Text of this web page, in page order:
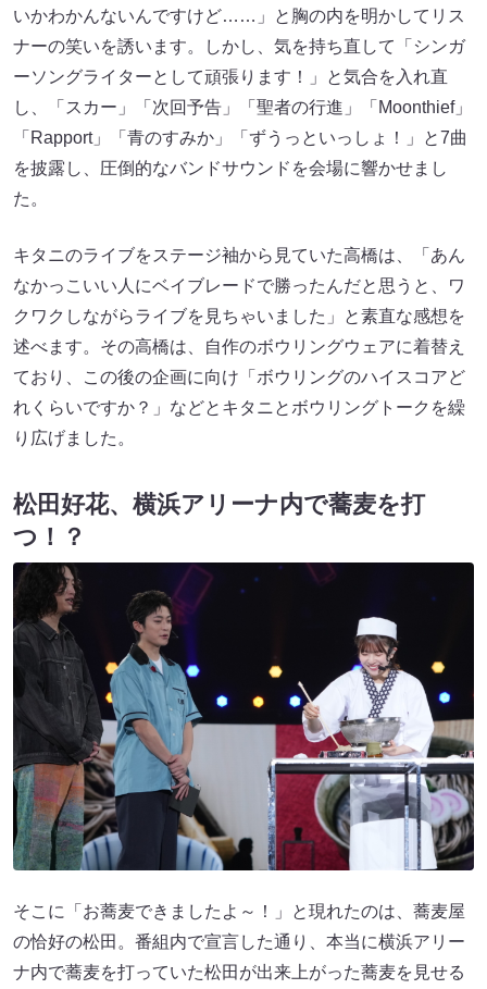
いかわかんないんですけど……」と胸の内を明かしてリス
ナーの笑いを誘います。しかし、気を持ち直して「シンガ
ーソングライターとして頑張ります！」と気合を入れ直
し、「スカー」「次回予告」「聖者の行進」「Moonthief」
「Rapport」「青のすみか」「ずうっといっしょ！」と7曲
を披露し、圧倒的なバンドサウンドを会場に響かせまし
た。
キタニのライブをステージ袖から見ていた高橋は、「あん
なかっこいい人にベイブレードで勝ったんだと思うと、ワ
クワクしながらライブを見ちゃいました」と素直な感想を
述べます。その高橋は、自作のボウリングウェアに着替え
ており、この後の企画に向け「ボウリングのハイスコアど
れくらいですか？」などとキタニとボウリングトークを繰
り広げました。
松田好花、横浜アリーナ内で蕎麦を打
つ！？
そこに「お蕎麦できましたよ～！」と現れたのは、蕎麦屋
の恰好の松田。番組内で宣言した通り、本当に横浜アリー
ナ内で蕎麦を打っていた松田が出来上がった蕎麦を見せる